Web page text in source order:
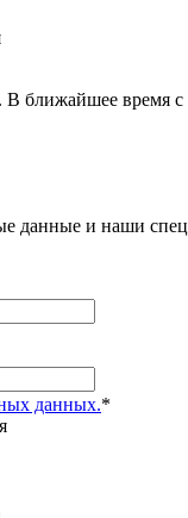
ближайшее время
данные и наши
данных.*